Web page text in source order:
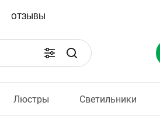
ОТЗЫВЫ
Люстры Светильники